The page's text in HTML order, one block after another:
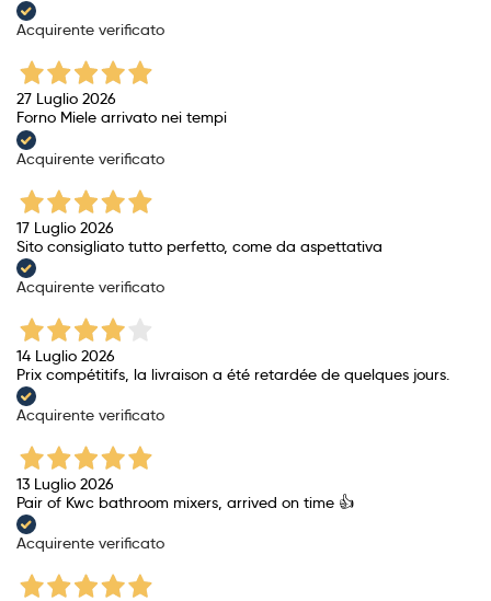
Acquirente verificato
27 Luglio 2026
Forno Miele arrivato nei tempi
Acquirente verificato
17 Luglio 2026
Sito consigliato tutto perfetto, come da aspettativa
Acquirente verificato
14 Luglio 2026
Prix ​​compétitifs, la livraison a été retardée de quelques jours.
Acquirente verificato
13 Luglio 2026
Pair of Kwc bathroom mixers, arrived on time 👍
Acquirente verificato